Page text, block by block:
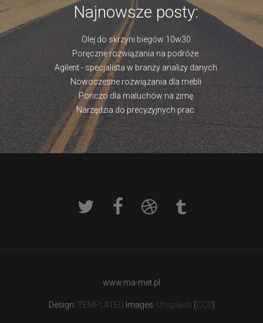
Najnowsze posty:
Olej do skrzyni biegów 10w30
Poręczne rozwiązania na podróże.
Agilent - specjalista w branży analizy danych
Nowoczesne rozwiązania dla mebli
Ponczo dla maluchów na zimę
Narzędzia do precyzyjnych prac.
www.ma-met.pl
Design: TEMPLATED Images: Unsplash (CC0)